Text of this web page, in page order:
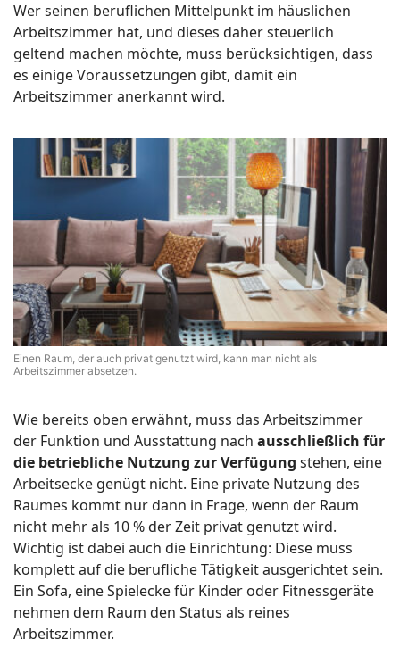
Wer seinen beruflichen Mittelpunkt im häuslichen
Arbeitszimmer hat, und dieses daher steuerlich
geltend machen möchte, muss berücksichtigen, dass
es einige Voraussetzungen gibt, damit ein
Arbeitszimmer anerkannt wird.
Einen Raum, der auch privat genutzt wird, kann man nicht als
Arbeitszimmer absetzen.
Wie bereits oben erwähnt, muss das Arbeitszimmer
der Funktion und Ausstattung nach ausschließlich für
die betriebliche Nutzung zur Verfügung stehen, eine
Arbeitsecke genügt nicht. Eine private Nutzung des
Raumes kommt nur dann in Frage, wenn der Raum
nicht mehr als 10 % der Zeit privat genutzt wird.
Wichtig ist dabei auch die Einrichtung: Diese muss
komplett auf die berufliche Tätigkeit ausgerichtet sein.
Ein Sofa, eine Spielecke für Kinder oder Fitnessgeräte
nehmen dem Raum den Status als reines
Arbeitszimmer.